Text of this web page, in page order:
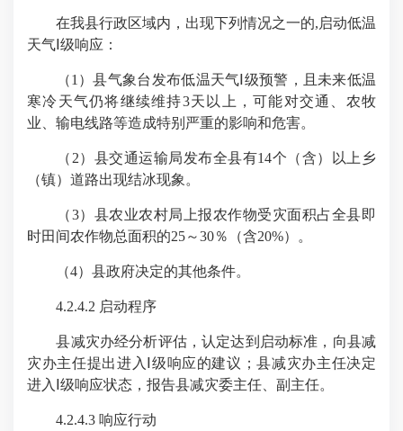
在我县行政区域内，出现下列情况之一的,启动低温
天气Ⅰ级响应：
（1）县气象台发布低温天气Ⅰ级预警，且未来低温
寒冷天气仍将继续维持3天以上，可能对交通、农牧
业、输电线路等造成特别严重的影响和危害。
（2）县交通运输局发布全县有14个（含）以上乡
（镇）道路出现结冰现象。
（3）县农业农村局上报农作物受灾面积占全县即
时田间农作物总面积的25～30％（含20%）。
（4）县政府决定的其他条件。
4.2.4.2 启动程序
县减灾办经分析评估，认定达到启动标准，向县减
灾办主任提出进入Ⅰ级响应的建议；县减灾办主任决定
进入Ⅰ级响应状态，报告县减灾委主任、副主任。
4.2.4.3 响应行动